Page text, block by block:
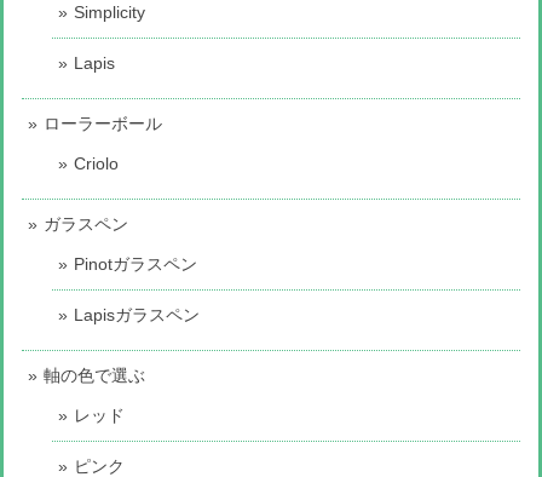
Simplicity
Lapis
ローラーボール
Criolo
ガラスペン
Pinotガラスペン
Lapisガラスペン
軸の色で選ぶ
レッド
ピンク